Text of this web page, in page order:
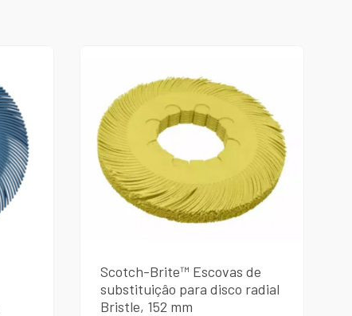
Scotch-Brite™ Escovas de
substituiçâo para disco radial
Bristle, 152 mm